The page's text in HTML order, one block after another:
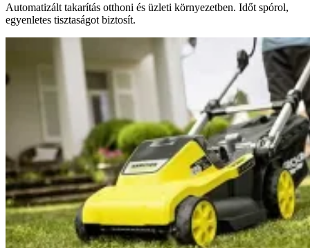
Automatizált takarítás otthoni és üzleti környezetben. Időt spórol,
egyenletes tisztaságot biztosít.